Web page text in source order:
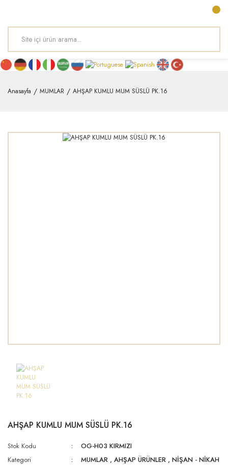
Anasayfa MUMLAR AHŞAP KUMLU MUM SÜSLÜ PK.16
AHŞAP KUMLU MUM SÜSLÜ PK.16
Stok Kodu
OG-H03 KIRMIZI
Kategori
MUMLAR ,AHŞAP ÜRÜNLER ,NİŞAN - NİKAH